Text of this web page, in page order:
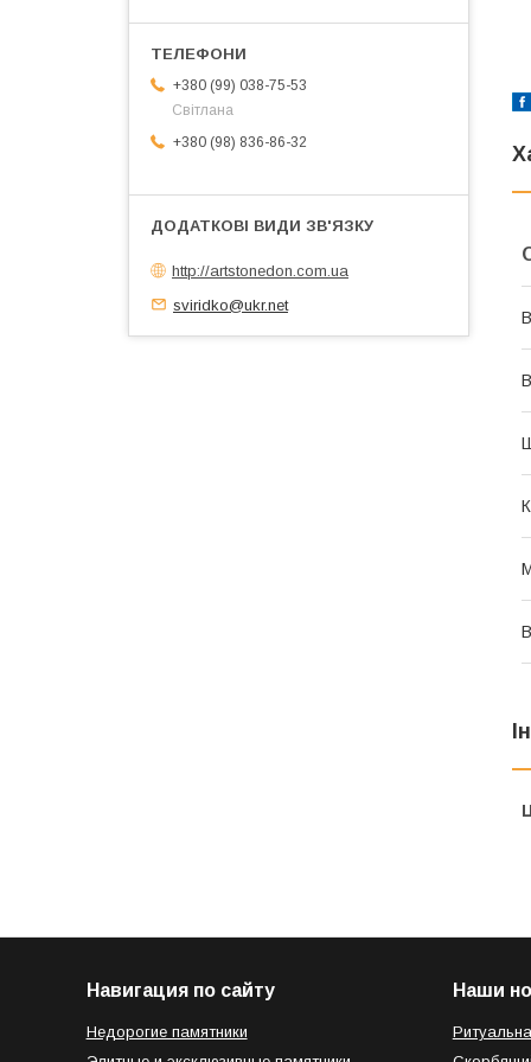
+380 (99) 038-75-53
Світлана
+380 (98) 836-86-32
http://artstonedon.com.ua
sviridko@ukr.net
Навигация по сайту
Недорогие памятники
Наши